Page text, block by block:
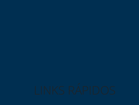
LINKS RÁPIDOS